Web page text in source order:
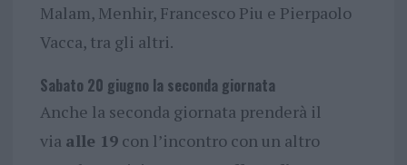
Malam, Menhir, Francesco Piu e Pierpaolo
Vacca, tra gli altri.
Sabato 20 giugno la seconda giornata
Anche la seconda giornata prenderà il
via alle 19con l’incontro con un altro